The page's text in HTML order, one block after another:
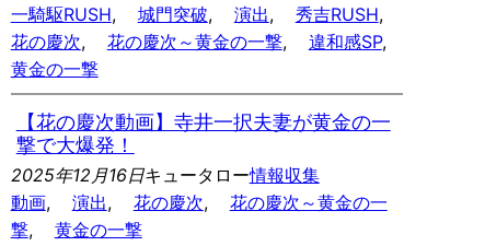
一騎駆RUSH, 城門突破, 演出, 秀吉RUSH ,
花の慶次, 花の慶次～黄金の一撃, 違和感SP ,
黄金の一撃
【花の慶次動画】寺井一択夫妻が黄金の一
撃で大爆発！
2025年12月16日キュータロー情報収集
動画, 演出, 花の慶次,
花の慶次～黄金の一
撃, 黄金の一撃